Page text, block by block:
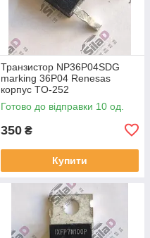
Транзистор NP36P04SDG
marking 36P04 Renesas
корпус TO-252
Готово до відправки 10 од.
350 ₴
Купити